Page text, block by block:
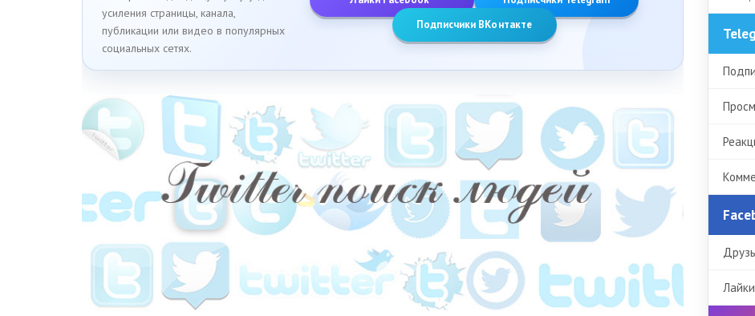
усиления страницы, канала,
публикации или видео в популярных
социальных сетях.
Подписчики ВКонтакте